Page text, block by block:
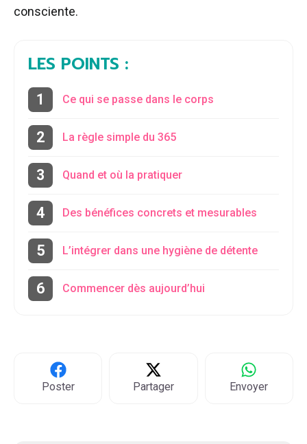
consciente.
LES POINTS :
Ce qui se passe dans le corps
La règle simple du 365
Quand et où la pratiquer
Des bénéfices concrets et mesurables
L’intégrer dans une hygiène de détente
Commencer dès aujourd’hui
Poster Partager Envoyer